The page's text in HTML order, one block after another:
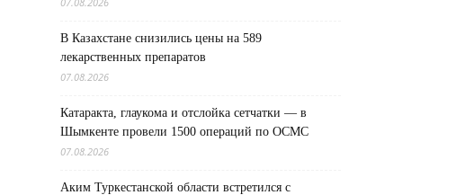
В Казахстане снизились цены на 589
лекарственных препаратов
07.08.2026
Катаракта, глаукома и отслойка сетчатки — в
Шымкенте провели 1500 операций по ОСМС
07.08.2026
Аким Туркестанской области встретился с